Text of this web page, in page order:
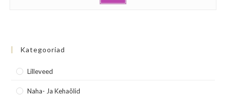
Kategooriad
Lilleveed
Naha- Ja Kehaõlid